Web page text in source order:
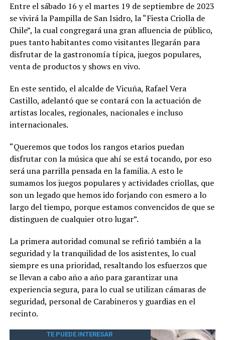
Entre el sábado 16 y el martes 19 de septiembre de 2023
se vivirá la Pampilla de San Isidro, la “Fiesta Criolla de
Chile”, la cual congregará una gran afluencia de público,
pues tanto habitantes como visitantes llegarán para
disfrutar de la gastronomía típica, juegos populares,
venta de productos y shows en vivo.
En este sentido, el alcalde de Vicuña, Rafael Vera
Castillo, adelantó que se contará con la actuación de
artistas locales, regionales, nacionales e incluso
internacionales.
“Queremos que todos los rangos etarios puedan
disfrutar con la música que ahí se está tocando, por eso
será una parrilla pensada en la familia. A esto le
sumamos los juegos populares y actividades criollas, que
son un legado que hemos ido forjando con esmero a lo
largo del tiempo, porque estamos convencidos de que se
distinguen de cualquier otro lugar”.
La primera autoridad comunal se refirió también a la
seguridad y la tranquilidad de los asistentes, lo cual
siempre es una prioridad, resaltando los esfuerzos que
se llevan a cabo año a año para garantizar una
experiencia segura, para lo cual se utilizan cámaras de
seguridad, personal de Carabineros y guardias en el
recinto.
TE PUEDE INTERESAR